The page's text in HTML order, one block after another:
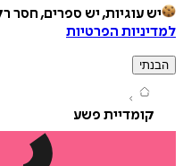
עוגיות, יש ספרים, חסר רק
הפרטיות
פשע